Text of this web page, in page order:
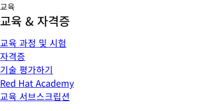
교육
교육 & 자격증
교육 과정 및 시험
자격증
기술 평가하기
Red Hat Academy
교육 서브스크립션